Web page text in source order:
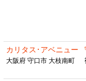
カリタス･アベニュー
大阪府 守口市 大枝南町